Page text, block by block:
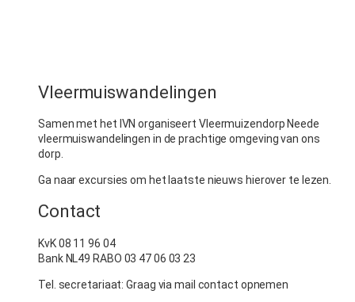
Vleermuiswandelingen
Samen met het IVN organiseert Vleermuizendorp Neede
vleermuiswandelingen in de prachtige omgeving van ons
dorp.
Ga naar excursies om het laatste nieuws hierover te lezen.
Contact
KvK 08 11 96 04
Bank NL49 RABO 03 47 06 03 23
Tel. secretariaat: Graag via mail contact opnemen